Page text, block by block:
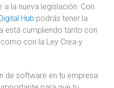
la nueva legislación. Con
Hub podrás tener la
está cumpliendo tanto con
con la Ley Crea y
de software en tu empresa